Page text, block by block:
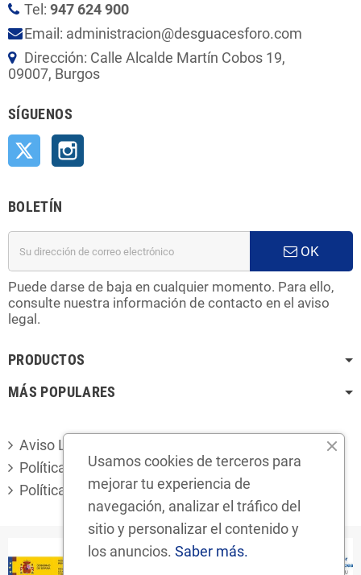
Tel: 947 624 900
Email: administracion@desguacesforo.com
Dirección: Calle Alcalde Martín Cobos 19,
09007, Burgos
SÍGUENOS
Twitter
BOLETÍN
OK
Puede darse de baja en cualquier momento. Para ello,
consulte nuestra información de contacto en el aviso
legal.
PRODUCTOS
MÁS POPULARES
Aviso Legal
Política de privacidad
Política de cookies
Usamos cookies de terceros para
mejorar tu experiencia de
navegación, analizar el tráfico del
sitio y personalizar el contenido y
los anuncios. Saber más.